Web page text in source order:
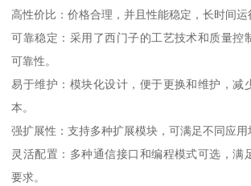
高性价比：价格合理，并且性能稳定，长时间运
可靠稳定：采用了西门子的工艺技术和质量控
可靠性。
易于维护：模块化设计，便于更换和维护，减
本。
强扩展性：支持多种扩展模块，可满足不同应用
灵活配置：多种通信接口和编程模式可选，满
要求。